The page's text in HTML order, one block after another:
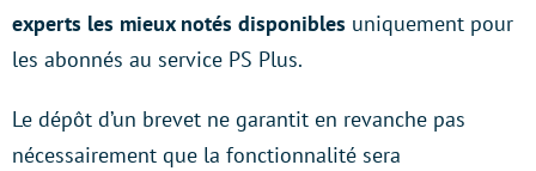
experts les mieux notés disponibles uniquement pour
les abonnés au service PS Plus.
Le dépôt d’un brevet ne garantit en revanche pas
nécessairement que la fonctionnalité sera